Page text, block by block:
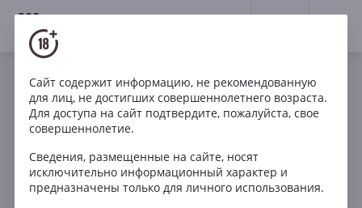
18+
Игристое Розе Сухое
Франция
Barons de Medics rose brut
Сайт содержит информацию, не рекомендованную
для лиц, не достигших совершеннолетнего возраста.
Для доступа на сайт подтвердите, пожалуйста, свое
совершеннолетие.
Сведения, размещенные на сайте, носят
исключительно информационный характер и
предназначены только для личного использования.